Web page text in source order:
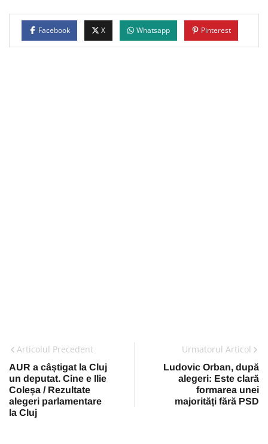
Facebook X Whatsapp Pinterest
Articolul Precedent
AUR a câștigat la Cluj
un deputat. Cine e Ilie
Coleșa / Rezultate
alegeri parlamentare
la Cluj
Urmatorul Articol
Ludovic Orban, după
alegeri: Este clară
formarea unei
majorități fără PSD